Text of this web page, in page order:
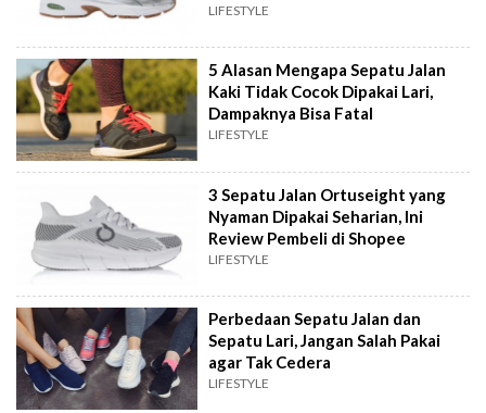
LIFESTYLE
5 Alasan Mengapa Sepatu Jalan
Kaki Tidak Cocok Dipakai Lari,
Dampaknya Bisa Fatal
LIFESTYLE
3 Sepatu Jalan Ortuseight yang
Nyaman Dipakai Seharian, Ini
Review Pembeli di Shopee
LIFESTYLE
Perbedaan Sepatu Jalan dan
Sepatu Lari, Jangan Salah Pakai
agar Tak Cedera
LIFESTYLE